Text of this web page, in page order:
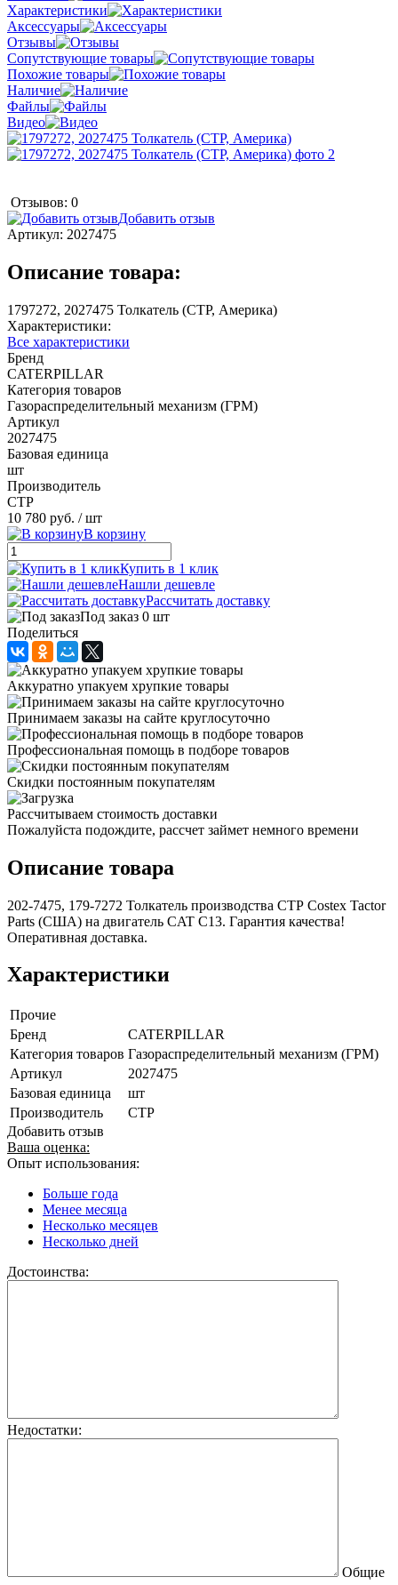
Характеристики
Аксессуары
Отзывы
Сопутствующие товары
Похожие товары
Наличие
Файлы
Видео
Отзывов: 0
Добавить отзыв
Артикул: 2027475
Описание товара:
1797272, 2027475 Толкатель (CTP, Америка)
Характеристики:
Все характеристики
Бренд
CATERPILLAR
Категория товаров
Газораспределительный механизм (ГРМ)
Артикул
2027475
Базовая единица
шт
Производитель
CTP
10 780 руб. / шт
В корзину
Купить в 1 клик
Нашли дешевле
Рассчитать доставку
Под заказ 0 шт
Поделиться
Аккуратно упакуем хрупкие товары
Принимаем заказы на сайте круглосуточно
Профессиональная помощь в подборе товаров
Скидки постоянным покупателям
Рассчитываем стоимость доставки
Пожалуйста подождите, рассчет займет немного времени
Описание товара
202-7475, 179-7272 Толкатель производства СТР Costex Tactor
Parts (США) на двигатель CAT C13. Гарантия качества!
Оперативная доставка.
Характеристики
Прочие
Бренд
CATERPILLAR
Категория товаров Газораспределительный механизм (ГРМ)
Артикул
2027475
Базовая единица
шт
Производитель
CTP
Добавить отзыв
Ваша оценка:
Опыт использования:
Больше года
Менее месяца
Несколько месяцев
Несколько дней
Достоинства:
Недостатки:
Общие